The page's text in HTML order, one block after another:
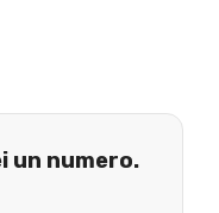
un numero.